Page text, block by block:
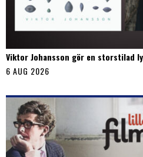
Viktor Johansson gör en storstilad
6 AUG 2026